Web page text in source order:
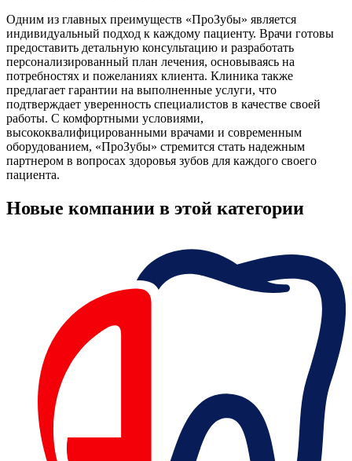
Одним из главных преимуществ «ПроЗубы» является
индивидуальный подход к каждому пациенту. Врачи готовы
предоставить детальную консультацию и разработать
персонализированный план лечения, основываясь на
потребностях и пожеланиях клиента. Клиника также
предлагает гарантии на выполненные услуги, что
подтверждает уверенность специалистов в качестве своей
работы. С комфортными условиями,
высококвалифицированными врачами и современным
оборудованием, «ПроЗубы» стремится стать надежным
партнером в вопросах здоровья зубов для каждого своего
пациента.
Новые компании в этой категории